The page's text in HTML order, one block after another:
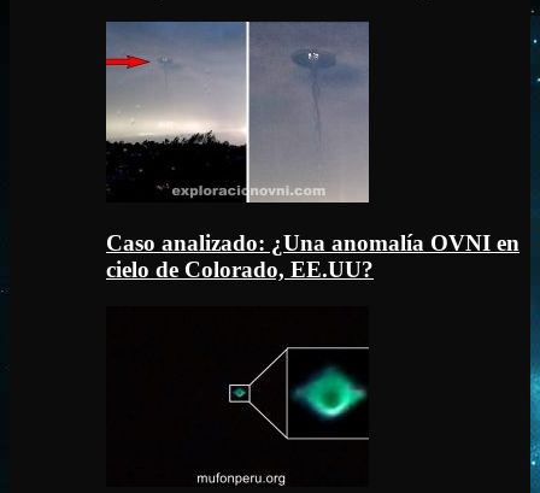
Caso analizado: ¿Una anomalía OVNI en
cielo de Colorado, EE.UU?